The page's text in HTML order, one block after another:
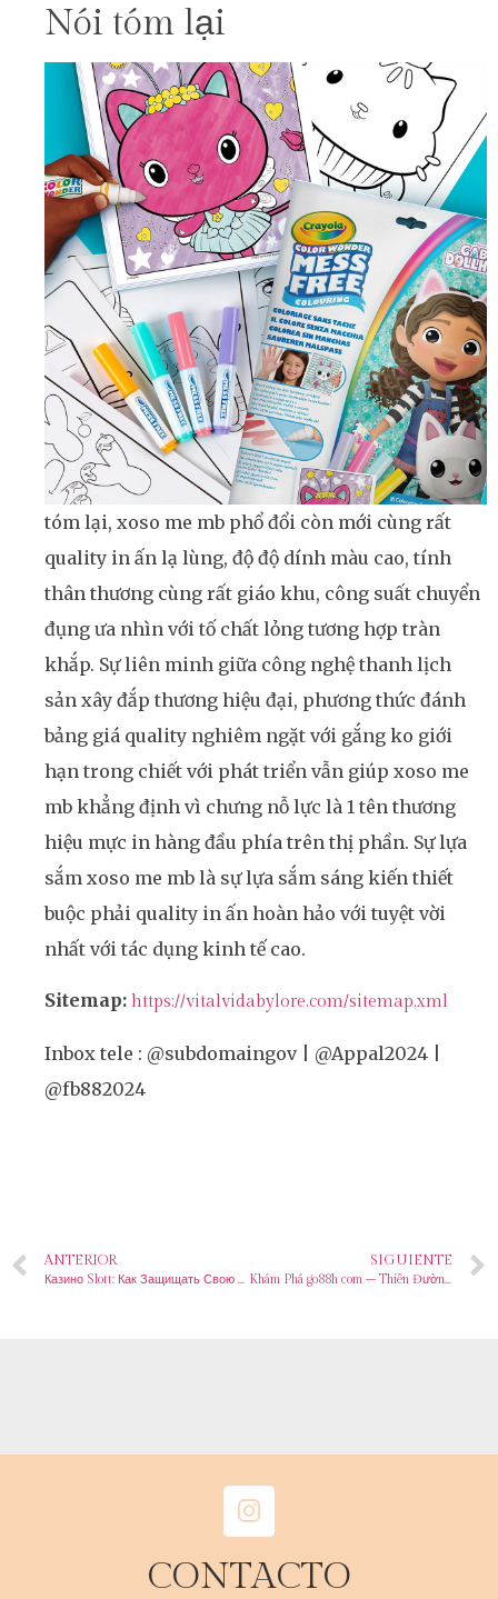
Nói tóm lại
tóm lại, xoso me mb phổ đổi còn mới cùng rất
quality in ấn lạ lùng, độ độ dính màu cao, tính
thân thương cùng rất giáo khu, công suất chuyển
đụng ưa nhìn với tố chất lỏng tương hợp tràn
khắp. Sự liên minh giữa công nghệ thanh lịch
sản xây đắp thương hiệu đại, phương thức đánh
bảng giá quality nghiêm ngặt với gắng ko giới
hạn trong chiết với phát triển vẫn giúp xoso me
mb khẳng định vì chưng nỗ lực là 1 tên thương
hiệu mực in hàng đầu phía trên thị phần. Sự lựa
sắm xoso me mb là sự lựa sắm sáng kiến thiết
buộc phải quality in ấn hoàn hảo với tuyệt vời
nhất với tác dụng kinh tế cao.
Sitemap: https://vitalvidabylore.com/sitemap.xml
Inbox tele : @subdomaingov | @Appal2024 |
@fb882024
ANTERIOR
Казино Slott: Как Защищать Свою Конфиденциальность
SIGUIENTE
Khám Phá go88h com – Thiên Đường Giải Trí Trực Tuyến
CONTACTO